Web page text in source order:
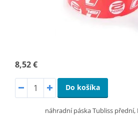
8,52 €
Do košíka
náhradní páska Tubliss přední,